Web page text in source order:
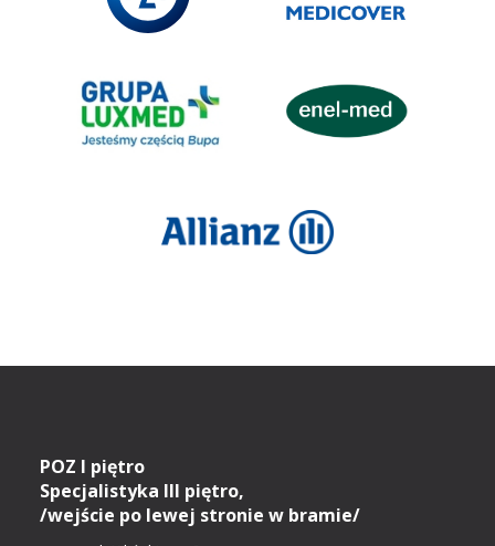
POZ I piętro
Specjalistyka III piętro,
/wejście po lewej stronie w bramie/